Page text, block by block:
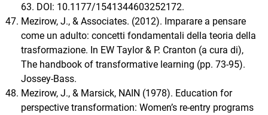
63. DOI: 10.1177/1541344603252172.
Mezirow, J., & Associates. (2012). Imparare a pensare
come un adulto: concetti fondamentali della teoria della
trasformazione. In EW Taylor & P. Cranton (a cura di),
The handbook of transformative learning (pp. 73-95).
Jossey-Bass.
Mezirow, J., & Marsick, NAIN (1978). Education for
perspective transformation: Women’s re-entry programs